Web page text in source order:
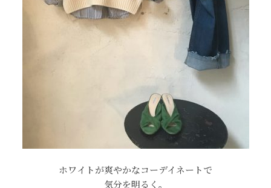
ホワイトが爽やかなコーデイネートで
気分を明るく。